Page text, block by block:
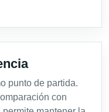
punto de partida.
con